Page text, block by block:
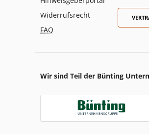
Widerrufsrecht
FAQ
Wir sind Teil der Bünting